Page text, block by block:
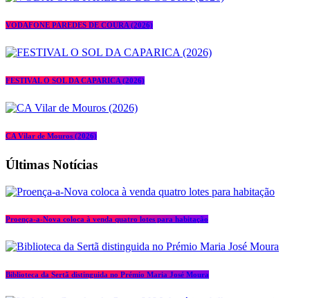
VODAFONE PAREDES DE COURA (2026)
FESTIVAL O SOL DA CAPARICA (2026)
CA Vilar de Mouros (2026)
Últimas Notícias
Proença-a-Nova coloca à venda quatro lotes para habitação
Biblioteca da Sertã distinguida no Prémio Maria José Moura